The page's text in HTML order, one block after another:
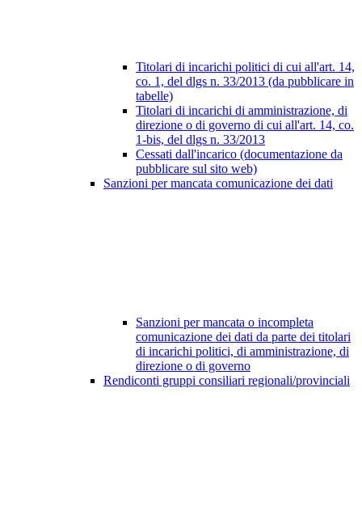
Titolari di incarichi politici di cui all'art. 14,
co. 1, del dlgs n. 33/2013 (da pubblicare in
tabelle)
Titolari di incarichi di amministrazione, di
direzione o di governo di cui all'art. 14, co.
1-bis, del dlgs n. 33/2013
Cessati dall'incarico (documentazione da
pubblicare sul sito web)
Sanzioni per mancata comunicazione dei dati
Sanzioni per mancata o incompleta
comunicazione dei dati da parte dei titolari
di incarichi politici, di amministrazione, di
direzione o di governo
Rendiconti gruppi consiliari regionali/provinciali